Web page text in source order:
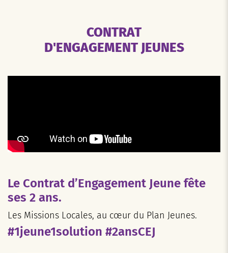
CONTRAT
D'ENGAGEMENT JEUNES
Le Contrat d’Engagement Jeune fête
ses 2 ans.
Les Missions Locales, au cœur du Plan Jeunes.
#1jeune1solution #2ansCEJ